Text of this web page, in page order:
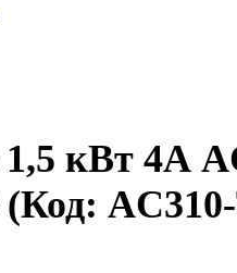
кВт 4А
(Код: